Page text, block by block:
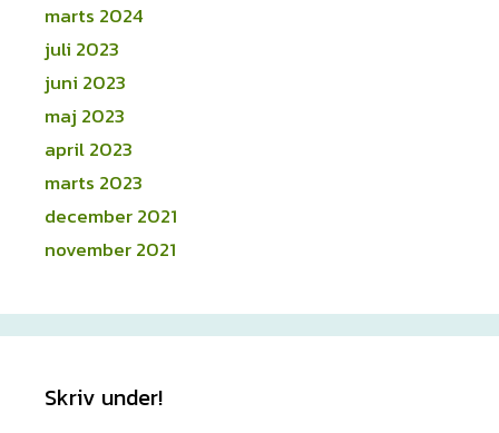
marts 2024
juli 2023
juni 2023
maj 2023
april 2023
marts 2023
december 2021
november 2021
Skriv under!